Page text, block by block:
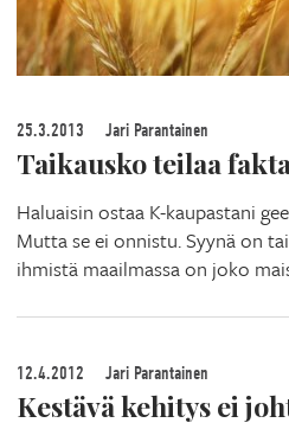
25.3.2013 Jari Parantainen
Taikausko teilaa
Haluaisin ostaa K-kaupastani
Mutta se ei onnistu. Syynä on
ihmistä maailmassa on joko
12.4.2012 Jari Parantainen
Kestävä kehitys ei